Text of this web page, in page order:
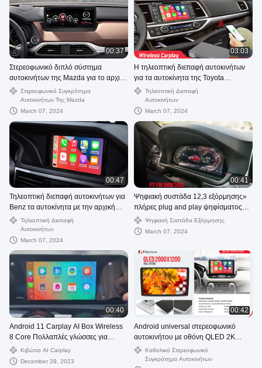
00:37
Στερεοφωνικό διπλό σύστημα
αυτοκινήτων της Mazda για το αρχικό
θέμα ασύρματο Carplay της Mazda
CX9
Στερεοφωνικό Συγκρότημα
Αυτοκινήτων Της Mazda
March 07, 2024
03:03
Η τηλεοπτική διεπαφή αυτοκινήτων
για τα αυτοκίνητα της Toyota
υποστηρίζει την ασύρματη carplay
σύνδεση καθρεφτών και την αρχική
οπίσθια κάμερα
Τηλεοπτική Διεπαφή
Αυτοκινήτων
March 07, 2024
00:47
Τηλεοπτική διεπαφή αυτοκινήτων για
Benz τα αυτοκίνητα με την αρχική
BECKER έτοιμη προς χρήση
υποστήριξη συστημάτων ναυσιπλοΐας
wirel
Τηλεοπτική Διεπαφή
Αυτοκινήτων
March 07, 2024
00:41
Ψηφιακή συστάδα 12,3 εξόρμησης»
πλήρες plug and play ψηφίσματος
1920*720 οθόνης LCD
Ψηφιακή Συστάδα Εξόρμησης
March 07, 2024
00:40
Android 11 Carplay AI Box Wireless
8 Core Πολλαπλές γλώσσες για
ΟχήματαΚιβώτιο AI Carplay
December 29, 2023
00:42
Android universal στερεοφωνικό
αυτοκινήτου με οθόνη QLED 2K
υποστηρίζει ασύρματο 4G DSP
carplay car Multimedia pla
Καθολικό Στερεοφωνικό
Συγκρότημα Αυτοκινήτων